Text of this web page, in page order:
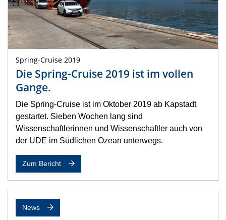
Spring-Cruise 2019
Die Spring-Cruise 2019 ist im vollen
Gange.
Die Spring-Cruise ist im Oktober 2019 ab Kapstadt
gestartet. Sieben Wochen lang sind
Wissenschaftlerinnen und Wissenschaftler auch von
der UDE im Südlichen Ozean unterwegs.
Zum Bericht
News